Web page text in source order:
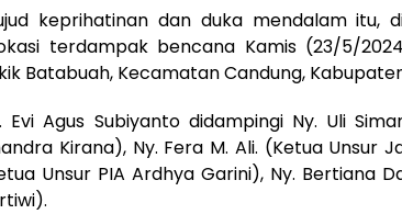
keprihatinan dan duka mendalam itu,
terdampak bencana Kamis (23/5/
Batabuah, Kecamatan Candung,
Evi Agus Subiyanto didampingi Ny. Uli
Kirana), Ny. Fera M. Ali. (Ketua Unsur
Unsur PIA Ardhya Garini), Ny. Bertiana